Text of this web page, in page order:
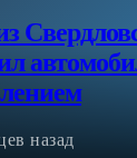
назад